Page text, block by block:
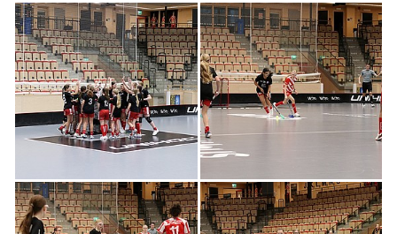
BRA ATT VETA
DOKUMENT